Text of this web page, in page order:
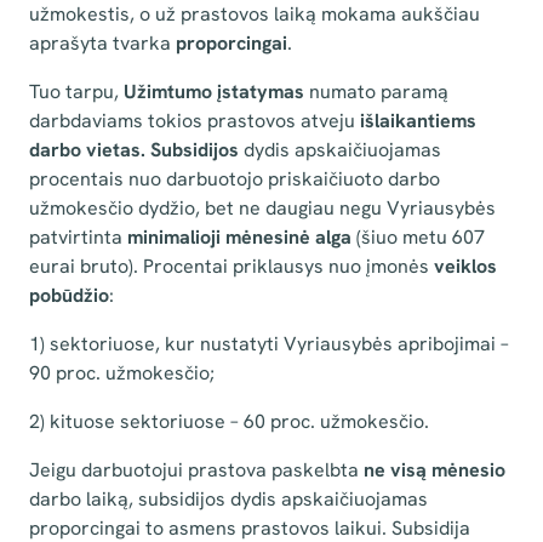
užmokestis, o už prastovos laiką mokama aukščiau
aprašyta tvarka proporcingai.
Tuo tarpu, Užimtumo įstatymas numato paramą
darbdaviams tokios prastovos atveju išlaikantiems
darbo vietas. Subsidijos dydis apskaičiuojamas
procentais nuo darbuotojo priskaičiuoto darbo
užmokesčio dydžio, bet ne daugiau negu Vyriausybės
patvirtinta minimalioji mėnesinė alga (šiuo metu 607
eurai bruto). Procentai priklausys nuo įmonės veiklos
pobūdžio:
1) sektoriuose, kur nustatyti Vyriausybės apribojimai –
90 proc. užmokesčio;
2) kituose sektoriuose – 60 proc. užmokesčio.
Jeigu darbuotojui prastova paskelbta ne visą mėnesio
darbo laiką, subsidijos dydis apskaičiuojamas
proporcingai to asmens prastovos laikui. Subsidija